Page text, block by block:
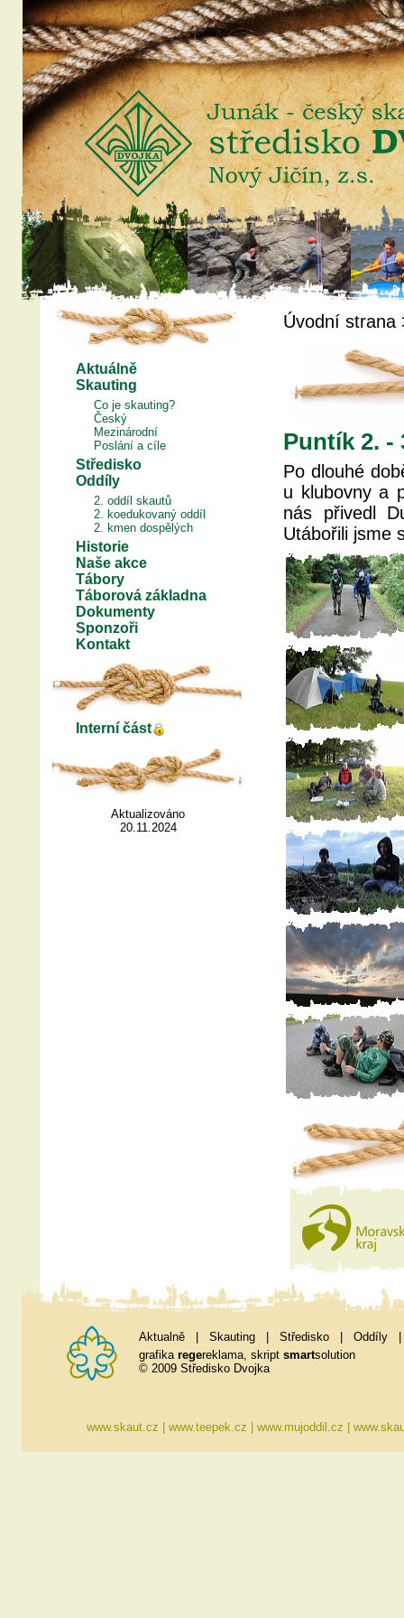
Aktuálně
Skauting
Co je skauting?
Český
Mezinárodní
Poslání a cíle
Středisko
Oddíly
2. oddíl skautů
2. koedukovaný oddíl
2. kmen dospělých
Historie
Naše akce
Tábory
Táborová základna
Dokumenty
Sponzoři
Kontakt
Interní část
Aktualizováno
20.11.2024
Úvodní strana
Puntík 2. -
Po dlouhé
u klubovny a
nás přivedl
Utábořili jsme
Aktualně Skauting Středisko Oddíly
grafika regereklama, skript smartsolution
© 2009 Středisko Dvojka
www.skaut.cz www.teepek.cz www.mujoddil.cz